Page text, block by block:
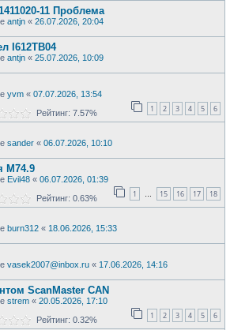
11 Проблема
antjn « 26.07.2026, 20:04
I612TB04
antjn « 25.07.2026, 10:09
yvm « 07.07.2026, 13:54
1 2 3 4 5 6
Рейтинг: 7.57%
sander « 06.07.2026, 10:10
M74.9
Evil48 « 06.07.2026, 01:39
1 … 15 16 17 18
Рейтинг: 0.63%
burn312 « 18.06.2026, 15:33
vasek2007@inbox.ru « 17.06.2026, 14:16
ScanMaster CAN
strem « 20.05.2026, 17:10
1 2 3 4 5 6
Рейтинг: 0.32%